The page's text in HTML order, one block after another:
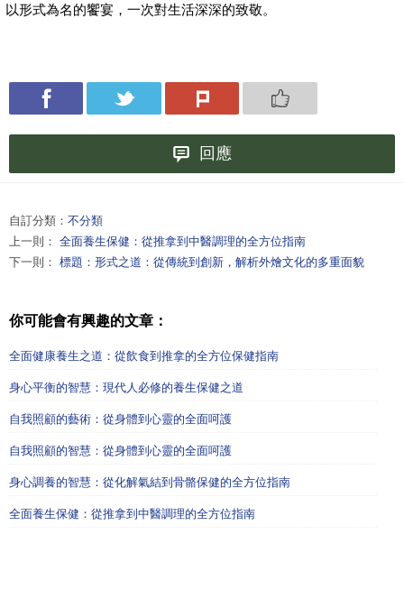
以形式為名的饗宴，一次對生活深深的致敬。
回應
自訂分類： 不分類
上一則： 全面養生保健：從推拿到中醫調理的全方位指南
下一則： 標題：形式之道：從傳統到創新，解析外燴文化的多重面貌
你可能會有興趣的文章：
全面健康養生之道：從飲食到推拿的全方位保健指南
身心平衡的智慧：現代人必修的養生保健之道
自我照顧的藝術：從身體到心靈的全面呵護
自我照顧的智慧：從身體到心靈的全面呵護
身心調養的智慧：從化解氣結到骨骼保健的全方位指南
全面養生保健：從推拿到中醫調理的全方位指南